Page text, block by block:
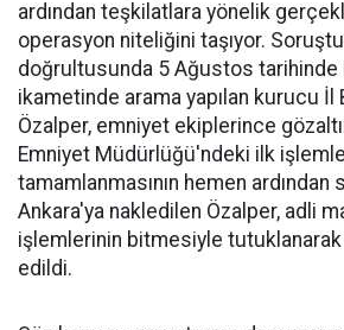
ardından teşkilatlara yönelik
operasyon niteliğini taşıyor.
doğrultusunda 5 Ağustos tarihinde
ikametinde arama yapılan kurucu İl
Özalper, emniyet ekiplerince
Emniyet Müdürlüğü'ndeki ilk
tamamlanmasının hemen
Ankara'ya nakledilen Özalper, adli
işlemlerinin bitmesiyle
edildi.